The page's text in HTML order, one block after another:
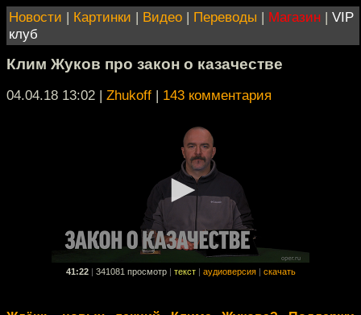
Новости | Картинки | Видео | Переводы | Магазин | VIP
клуб
Клим Жуков про закон о казачестве
04.04.18 13:02 | Zhukoff | 143 комментария
41:22 341081 просмотр текст аудиоверсия скачать